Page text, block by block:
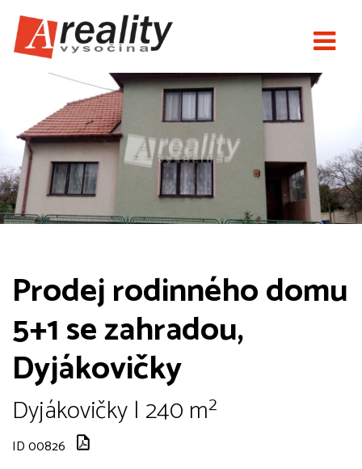
Prodej rodinného domu
5+1 se zahradou,
Dyjákovičky
Dyjákovičky | 240 m²
ID 00826